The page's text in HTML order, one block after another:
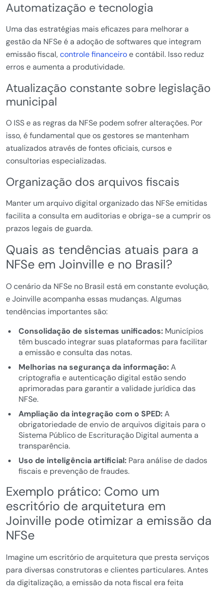
Automatização e tecnologia
Uma das estratégias mais eficazes para melhorar a
gestão da NFSe é a adoção de softwares que integram
emissão fiscal,controle financeiroe contábil. Isso reduz
erros e aumenta a produtividade.
Atualização constante sobre legislação
municipal
O ISS e as regras da NFSe podem sofrer alterações. Por
isso, é fundamental que os gestores se mantenham
atualizados através de fontes oficiais, cursos e
consultorias especializadas.
Organização dos arquivos fiscais
Manter um arquivo digital organizado das NFSe emitidas
facilita a consulta em auditorias e obriga-se a cumprir os
prazos legais de guarda.
Quais as tendências atuais para a
NFSe em Joinville e no Brasil?
O cenário da NFSe no Brasil está em constante evolução,
e Joinville acompanha essas mudanças. Algumas
tendências importantes são:
Consolidação de sistemas unificados:Municípios
têm buscado integrar suas plataformas para facilitar
a emissão e consulta das notas.
Melhorias na segurança da informação:A
criptografia e autenticação digital estão sendo
aprimoradas para garantir a validade jurídica das
NFSe.
Ampliação da integração com o SPED:A
obrigatoriedade de envio de arquivos digitais para o
Sistema Público de Escrituração Digital aumenta a
transparência.
Uso de inteligência artificial:Para análise de dados
fiscais e prevenção de fraudes.
Exemplo prático: Como um
escritório de arquitetura em
Joinville pode otimizar a emissão da
NFSe
Imagine um escritório de arquitetura que presta serviços
para diversas construtoras e clientes particulares. Antes
da digitalização, a emissão da nota fiscal era feita